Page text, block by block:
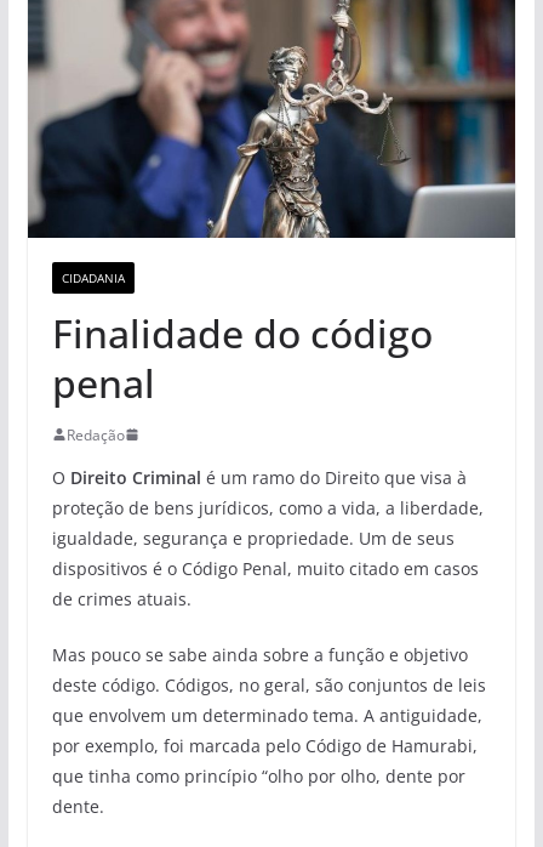
CIDADANIA
Finalidade do código
penal
Redação
O Direito Criminal é um ramo do Direito que visa à
proteção de bens jurídicos, como a vida, a liberdade,
igualdade, segurança e propriedade. Um de seus
dispositivos é o Código Penal, muito citado em casos
de crimes atuais.
Mas pouco se sabe ainda sobre a função e objetivo
deste código. Códigos, no geral, são conjuntos de leis
que envolvem um determinado tema. A antiguidade,
por exemplo, foi marcada pelo Código de Hamurabi,
que tinha como princípio “olho por olho, dente por
dente.